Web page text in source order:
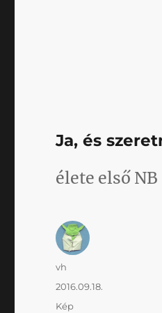
Ja, és
élete első
Szerző
vh
Közzétéve
2016.09.18.
Forma
Kép